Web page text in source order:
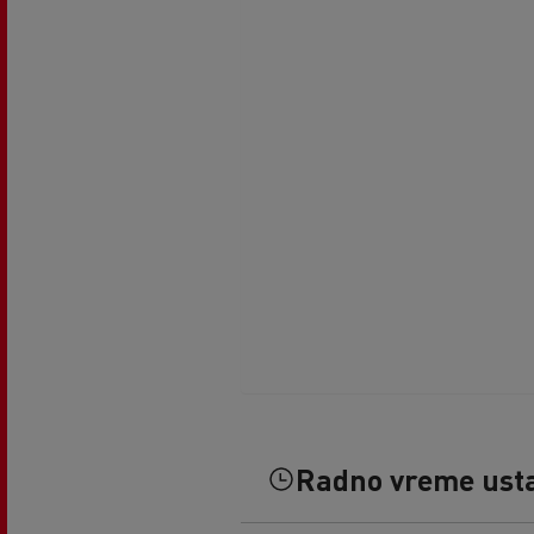
Radno vreme